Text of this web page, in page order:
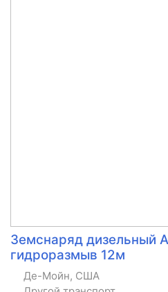
Земснаряд дизельный
гидроразмыв 12м
Де-Мойн, США